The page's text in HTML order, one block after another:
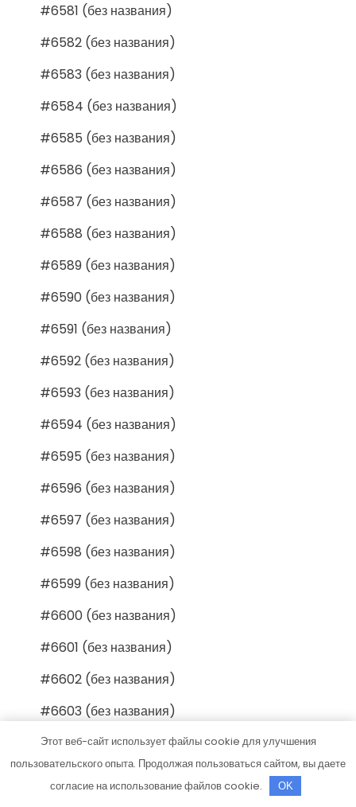
#6581 (без названия)
#6582 (без названия)
#6583 (без названия)
#6584 (без названия)
#6585 (без названия)
#6586 (без названия)
#6587 (без названия)
#6588 (без названия)
#6589 (без названия)
#6590 (без названия)
#6591 (без названия)
#6592 (без названия)
#6593 (без названия)
#6594 (без названия)
#6595 (без названия)
#6596 (без названия)
#6597 (без названия)
#6598 (без названия)
#6599 (без названия)
#6600 (без названия)
#6601 (без названия)
#6602 (без названия)
#6603 (без названия)
#6604 (без названия)
#6605 (без названия)
Этот веб-сайт использует файлы cookie для улучшения
пользовательского опыта. Продолжая пользоваться сайтом, вы даете
согласие на использование файлов cookie.
OK